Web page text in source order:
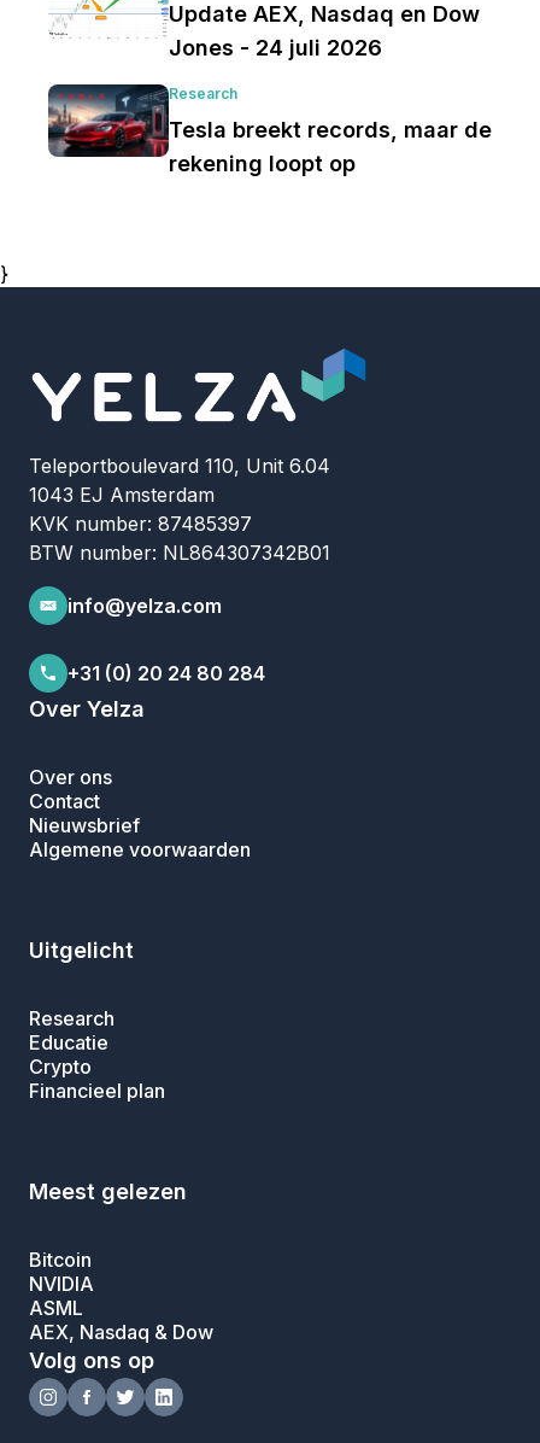
Update AEX, Nasdaq en Dow
Jones - 24 juli 2026
Research
Tesla breekt records, maar de
rekening loopt op
}
Teleportboulevard 110, Unit 6.04
1043 EJ Amsterdam
KVK number: 87485397
BTW number: NL864307342B01
info@yelza.com
+31 (0) 20 24 80 284
Over Yelza
Over ons
Contact
Nieuwsbrief
Algemene voorwaarden
Uitgelicht
Research
Educatie
Crypto
Financieel plan
Meest gelezen
Bitcoin
NVIDIA
ASML
AEX, Nasdaq & Dow
Volg ons op